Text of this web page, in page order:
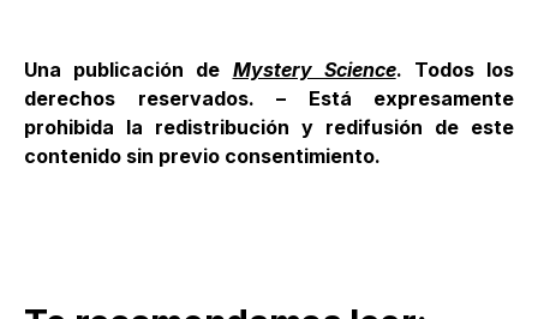
Una publicación de Mystery Science. Todos los
derechos reservados. – Está expresamente
prohibida la redistribución y redifusión de este
contenido sin previo consentimiento.